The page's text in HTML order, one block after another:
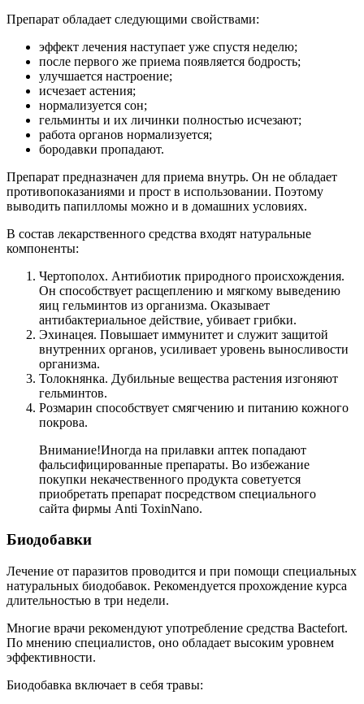
Препарат обладает следующими свойствами:
эффект лечения наступает уже спустя неделю;
после первого же приема появляется бодрость;
улучшается настроение;
исчезает астения;
нормализуется сон;
гельминты и их личинки полностью исчезают;
работа органов нормализуется;
бородавки пропадают.
Препарат предназначен для приема внутрь. Он не обладает
противопоказаниями и прост в использовании. Поэтому
выводить папилломы можно и в домашних условиях.
В состав лекарственного средства входят натуральные
компоненты:
Чертополох. Антибиотик природного происхождения.
Он способствует расщеплению и мягкому выведению
яиц гельминтов из организма. Оказывает
антибактериальное действие, убивает грибки.
Эхинацея. Повышает иммунитет и служит защитой
внутренних органов, усиливает уровень выносливости
организма.
Толокнянка. Дубильные вещества растения изгоняют
гельминтов.
Розмарин способствует смягчению и питанию кожного
покрова.
Внимание!Иногда на прилавки аптек попадают
фальсифицированные препараты. Во избежание
покупки некачественного продукта советуется
приобретать препарат посредством специального
сайта фирмы Anti ToxinNano.
Биодобавки
Лечение от паразитов проводится и при помощи специальных
натуральных биодобавок. Рекомендуется прохождение курса
длительностью в три недели.
Многие врачи рекомендуют употребление средства Bactefort.
По мнению специалистов, оно обладает высоким уровнем
эффективности.
Биодобавка включает в себя травы: